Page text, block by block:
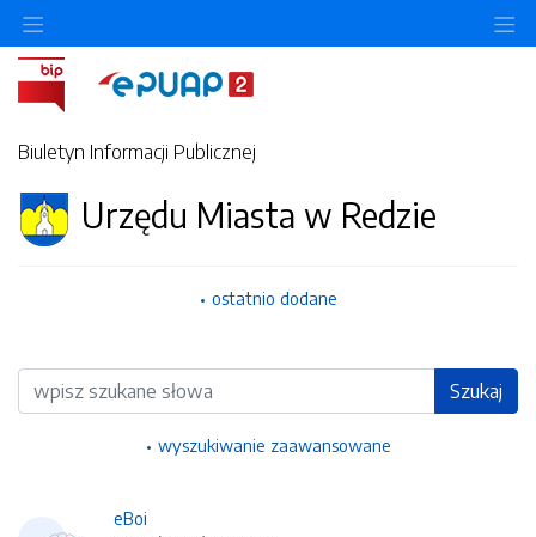
Biuletyn Informacji Publicznej
Urzędu Miasta w Redzie
ostatnio dodane
Wyszukiwarka Szukaj
wyszukiwanie zaawansowane
eBoi